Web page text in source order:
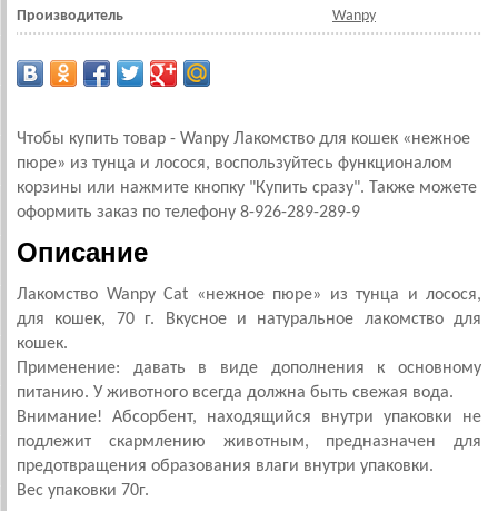
Производитель Wanpy
Чтобы купить товар - Wanpy Лакомство для кошек «нежное
пюре» из тунца и лосося, воспользуйтесь функционалом
корзины или нажмите кнопку "Купить сразу". Также можете
оформить заказ по телефону 8-926-289-289-9
Описание
Лакомство Wanpy Cat «нежное пюре» из тунца и лосося,
для кошек, 70 г. Вкусное и натуральное лакомство для
кошек.
Применение: давать в виде дополнения к основному
питанию. У животного всегда должна быть свежая вода.
Внимание! Абсорбент, находящийся внутри упаковки не
подлежит скармлению животным, предназначен для
предотвращения образования влаги внутри упаковки.
Вес упаковки 70г.